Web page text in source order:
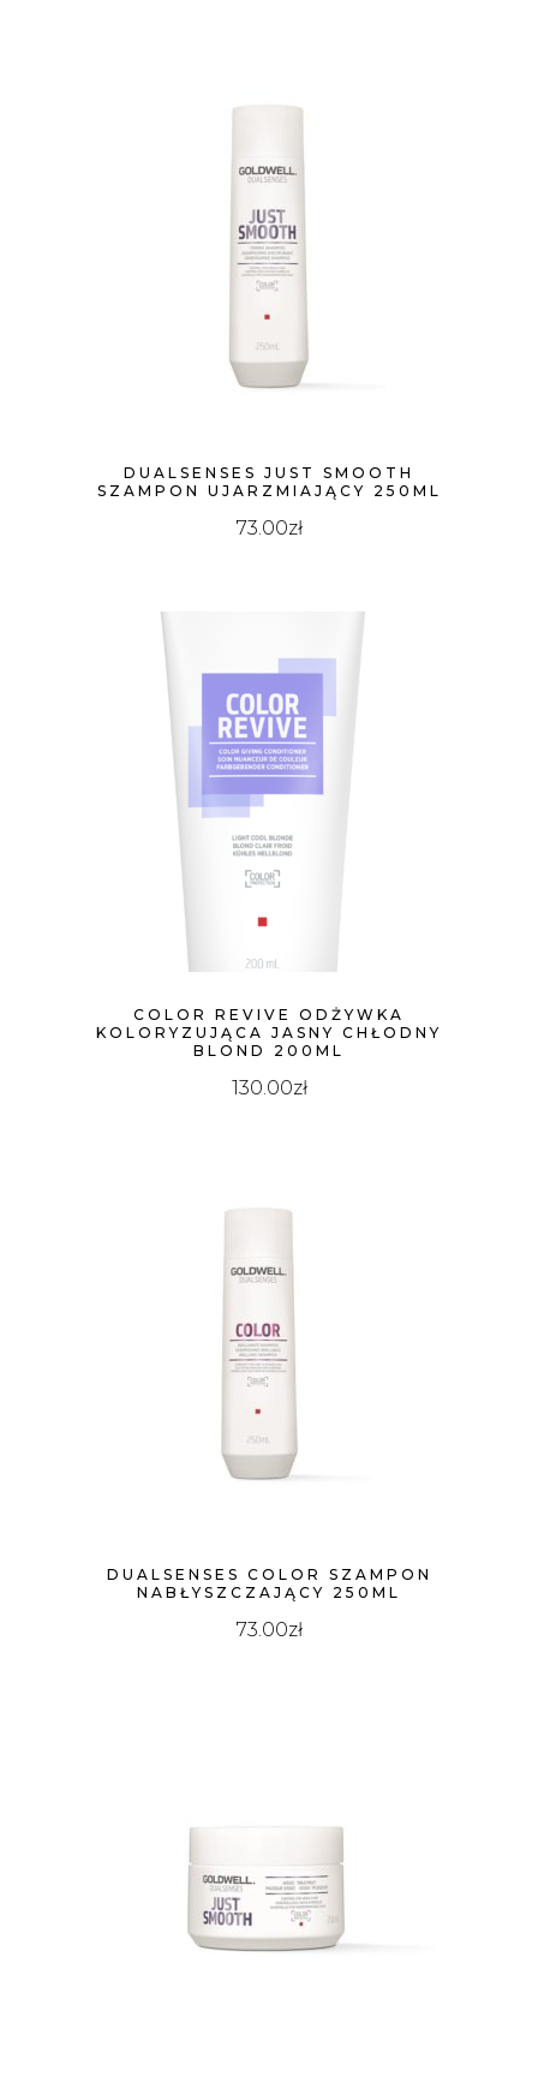
DUALSENSES JUST SMOOTH
SZAMPON UJARZMIAJĄCY 250ML
73.00zł
COLOR REVIVE ODŻYWKA
KOLORYZUJĄCA JASNY CHŁODNY
BLOND 200ML
130.00zł
DUALSENSES COLOR SZAMPON
NABŁYSZCZAJĄCY 250ML
73.00zł